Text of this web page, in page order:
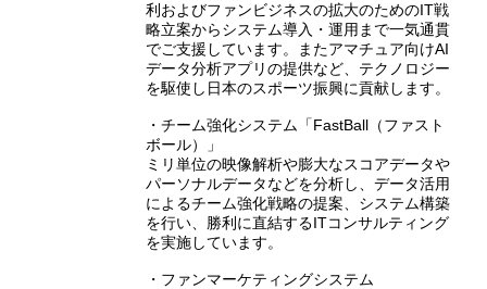
利およびファンビジネスの拡大のためのIT戦
略立案からシステム導入・運用まで一気通貫
でご支援しています。またアマチュア向けAI
データ分析アプリの提供など、テクノロジー
を駆使し日本のスポーツ振興に貢献します。
・チーム強化システム「FastBall（ファスト
ボール）」
ミリ単位の映像解析や膨大なスコアデータや
パーソナルデータなどを分析し、データ活用
によるチーム強化戦略の提案、システム構築
を行い、勝利に直結するITコンサルティング
を実施しています。
・ファンマーケティングシステム